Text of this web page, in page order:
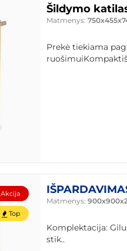
Šildymo
Matmenys:
Prekė tiekiama
Akcija
Top
Matmenys:
Komplektacija:
stik..